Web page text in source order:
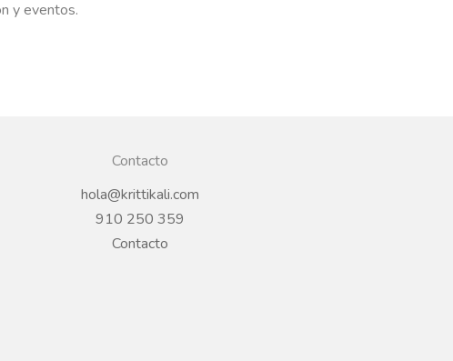
y eventos.
Contacto
hola@krittikali.com
910 250 359
Contacto